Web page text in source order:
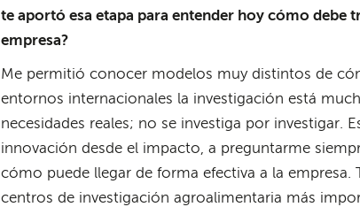
te aportó esa etapa para entender hoy cómo
empresa?
Me permitió conocer modelos muy distintos de
entornos internacionales la investigación está
necesidades reales; no se investiga por investigar.
innovación desde el impacto, a preguntarme
cómo puede llegar de forma efectiva a la empresa.
centros de investigación agroalimentaria más